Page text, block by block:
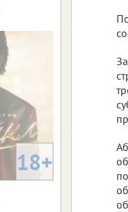
18+